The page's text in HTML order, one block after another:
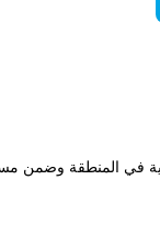
في المنطقة وضمن